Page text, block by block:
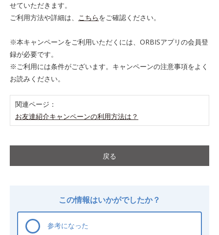
せていただきます。
ご利用方法や詳細は、 こちらをご確認ください。
※本キャンペーンをご利用いただくには、ORBISアプリの会員登
録が必要です。
※ご利用には条件がございます。キャンペーンの注意事項をよく
お読みください。
関連ページ：
お友達紹介キャンペーンの利用方法は？
戻る
この情報はいかがでしたか？
参考になった